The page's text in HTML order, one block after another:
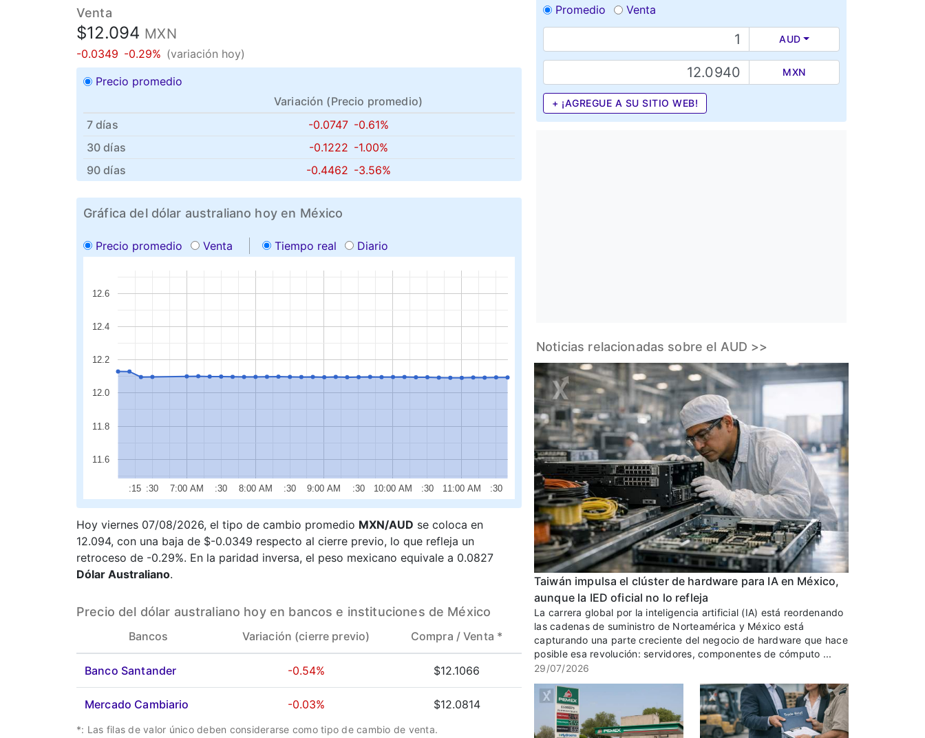
Venta
$12.094 MXN
-0.0349 -0.29% (variación hoy)
Precio promedio
Variación (Precio promedio)
7 días
-0.0747 -0.61%
30 días
-0.1222 -1.00%
90 días
-0.4462 -3.56%
Gráfica del dólar australiano hoy en México
Precio promedio Venta Tiempo real Diario
7:00 AM 8:00 AM 9:00 AM 10:00 AM 11:00 AM
:15 :30 :30 :30 :30 :30 :30
11.6
11.8
12.0
12.2
12.4
12.6
Hoy viernes 07/08/2026, el tipo de cambio promedio MXN/AUD se coloca en
12.094, con una baja de $-0.0349 respecto al cierre previo, lo que refleja un
retroceso de -0.29%. En la paridad inversa, el peso mexicano equivale a 0.0827
Dólar Australiano.
Precio del dólar australiano hoy en bancos e instituciones de México
Bancos Variación (cierre previo) Compra /Venta *
Banco Santander -0.54% $12.1066
Mercado Cambiario -0.03% $12.0814
*: Las filas de valor único deben considerarse como tipo de cambio de venta.
Promedio Venta
AUD
MXN
+ ¡AGREGUE A SU SITIO WEB!
Noticias relacionadas sobre el AUD >>
Taiwán impulsa el clúster de hardware para IA en México,
aunque la IED oficial no lo refleja
La carrera global por la inteligencia artificial (IA) está reordenando
las cadenas de suministro de Norteamérica y México está
capturando una parte creciente del negocio de hardware que hace
posible esa revolución: servidores, componentes de cómputo ...
29/07/2026